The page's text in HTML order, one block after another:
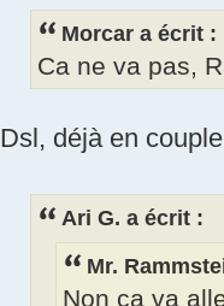
Morcar a écrit :
Ca ne va pas,
Dsl, déjà en
Ari G. a écrit :
Mr.
Non ça va